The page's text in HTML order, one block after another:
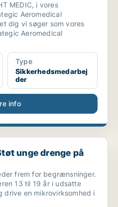
MEDIC, i vores
Aeromedical
dig vi søger som vores
Aeromedical
Type
Sikkerhedsmedarbej
der
info
drenge på deres iværk...
unge drenge på
frem for begrænsninger.
13 til 19 år i udsatte
drive en mikrovirksomhed i